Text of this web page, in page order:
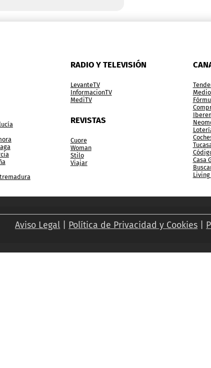
RADIO Y TELEVISIÓN
LevanteTV
InformacionTV
MediTV
REVISTAS
Cuore
Woman
Stilo
Viajar
Casa
Aviso Legal Política de Privacidad y Cookies